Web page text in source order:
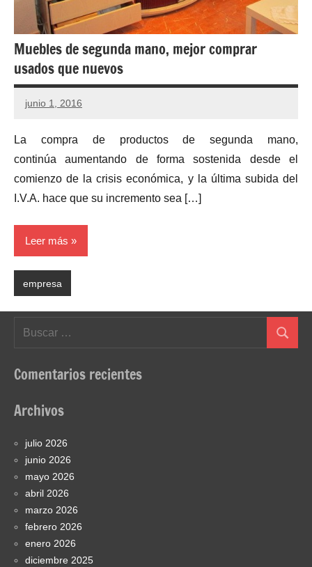
Muebles de segunda mano, mejor comprar
usados que nuevos
junio 1, 2016
La compra de productos de segunda mano,
continúa aumentando de forma sostenida desde el
comienzo de la crisis económica, y la última subida del
I.V.A. hace que su incremento sea […]
Leer más
empresa
Buscar
Comentarios recientes
Archivos
julio 2026
junio 2026
mayo 2026
abril 2026
marzo 2026
febrero 2026
enero 2026
diciembre 2025